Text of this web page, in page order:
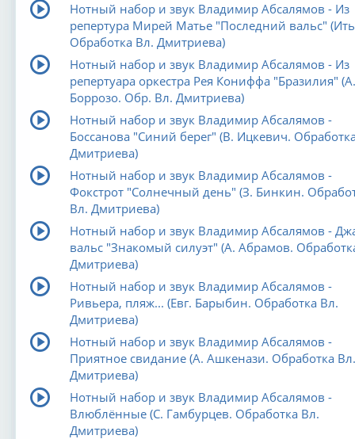
Нотный набор и звук Владимир Абсалямов - Из
репертура Мирей Матье "Последний вальс"
Обработка Вл. Дмитриева)
Нотный набор и звук Владимир Абсалямов - Из
репертуара оркестра Рея Кониффа "Бразилия" (А.
Боррозо. Обр. Вл. Дмитриева)
Нотный набор и звук Владимир Абсалямов -
Боссанова "Синий берег" (В. Ицкевич.
Дмитриева)
Нотный набор и звук Владимир Абсалямов -
Фокстрот "Солнечный день" (З. Бинкин.
Вл. Дмитриева)
Нотный набор и звук Владимир Абсалямов -
вальс "Знакомый силуэт" (А. Абрамов.
Дмитриева)
Нотный набор и звук Владимир Абсалямов -
Ривьера, пляж... (Евг. Барыбин. Обработка Вл.
Дмитриева)
Нотный набор и звук Владимир Абсалямов -
Приятное свидание (А. Ашкенази. Обработка Вл.
Дмитриева)
Нотный набор и звук Владимир Абсалямов -
Влюблённые (С. Гамбурцев. Обработка Вл.
Дмитриева)